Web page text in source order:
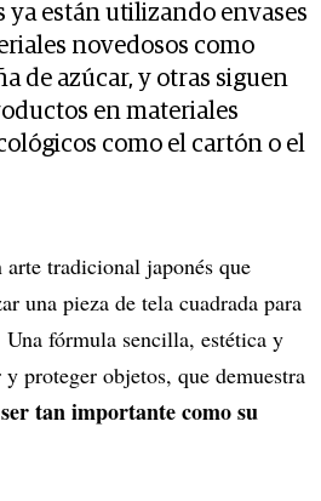
están utilizando envases
novedosos como
de azúcar, y otras siguen
en materiales
como el cartón o el
tradicional japonés que
una pieza de tela cuadrada para
Una fórmula sencilla, estética y
proteger objetos, que demuestra
tan importante como su